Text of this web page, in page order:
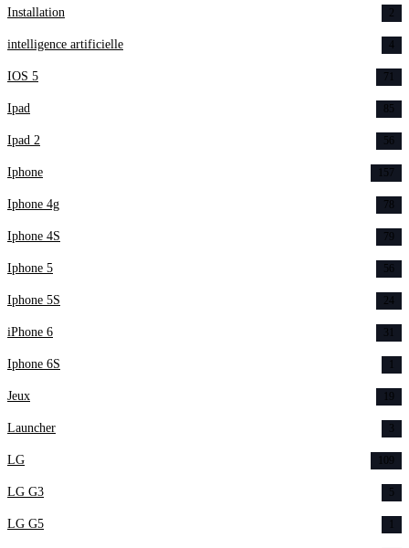
Installation 2
intelligence artificielle 4
IOS 5 71
Ipad 85
Ipad 2 56
Iphone 157
Iphone 4g 78
Iphone 4S 79
Iphone 5 56
Iphone 5S 24
iPhone 6 31
Iphone 6S
Jeux 19
Launcher 3
LG 109
LG G3 5
LG G5